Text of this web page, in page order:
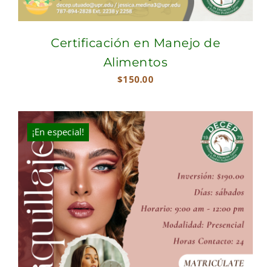
Certificación en Manejo de
Alimentos
$150.00
¡En especial!